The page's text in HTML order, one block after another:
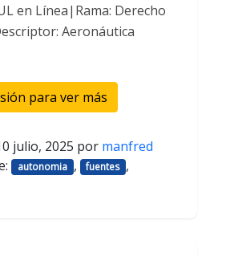
en Línea|Rama: Derecho
Aeronáutica
para ver más
julio, 2025 por manfred
autonomia , fuentes ,